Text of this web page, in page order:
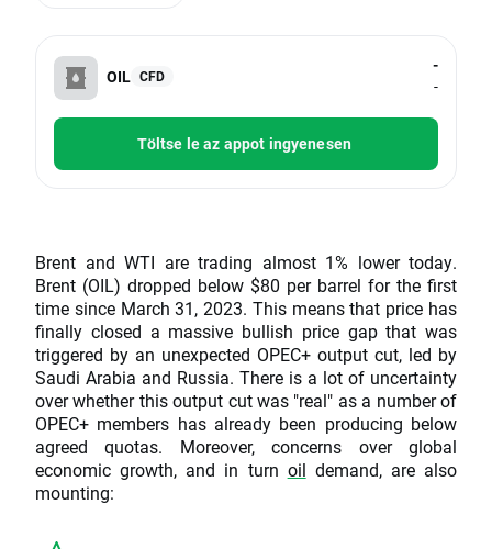
OIL CFD
-
-
Töltse le az appot ingyenesen
Brent and WTI are trading almost 1% lower today.
Brent (OIL) dropped below $80 per barrel for the first
time since March 31, 2023. This means that price has
finally closed a massive bullish price gap that was
triggered by an unexpected OPEC+ output cut, led by
Saudi Arabia and Russia. There is a lot of uncertainty
over whether this output cut was "real" as a number of
OPEC+ members has already been producing below
agreed quotas. Moreover, concerns over global
economic growth, and in turn oil demand, are also
mounting: